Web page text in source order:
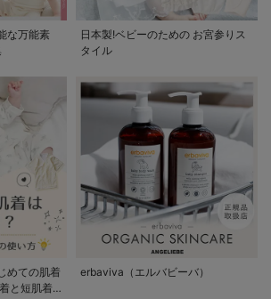
な万能素
日本製!ベビーのための お宮参りス
タイル
めての肌着
と短肌着
erbaviva（エルバビーバ）